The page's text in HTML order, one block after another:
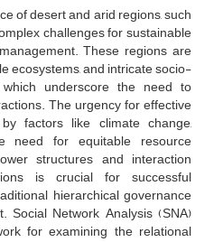
of desert and arid regions, such
challenges for sustainable
These regions are
ecosystems, and intricate socio-
underscore the need to
The urgency for effective
factors like climate change,
need for equitable resource
structures and interaction
is crucial for successful
hierarchical governance
Social Network Analysis (SNA)
for examining the relational